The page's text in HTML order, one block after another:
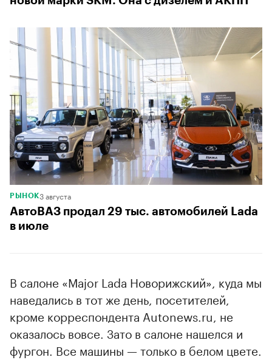
РЫНОК3 августа
АвтоВАЗ продал 29 тыс. автомобилей Lada
в июле
В салоне «Major Lada Новорижский», куда мы
наведались в тот же день, посетителей,
кроме корреспондента Autonews.ru, не
оказалось вовсе. Зато в салоне нашелся и
фургон. Все машины — только в белом цвете.